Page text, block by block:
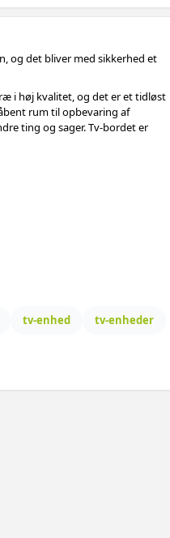
og det bliver med sikkerhed et
i høj kvalitet, og det er et tidløst
rum til opbevaring af
ting og sager. Tv-bordet er
tv-enhed
tv-enheder